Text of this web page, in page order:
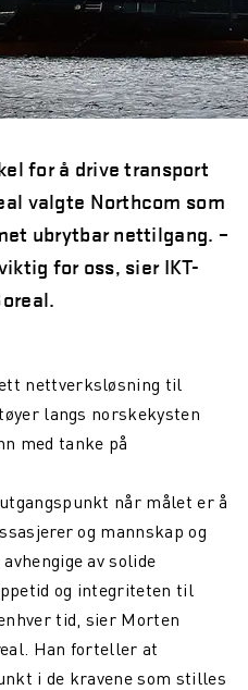
for å drive transport
valgte Northcom som
ubrytbar nettilgang. –
for oss, sier IKT-
nettverksløsning til
langs norskekysten
med tanke på
når målet er å
og mannskap og
av solide
og integriteten til
tid, sier Morten
Han forteller at
i de kravene som stilles